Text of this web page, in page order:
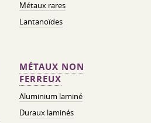
Métaux rares
Lantanoïdes
MÉTAUX NON
FERREUX
Aluminium laminé
Duraux laminés